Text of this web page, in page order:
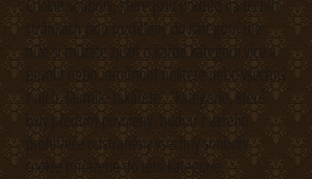
stránkách jsou rozděleny do kategorií the
níže si můžete zjistit o každé kategorii více a
povolit nebo zamítnout některé nebo všechny
z nich. Jakmile zakážete” “kategorie, které
byly předtím povoleny, budou z vašeho
prohlížeče odstraněny všechny soubory
cookie přiřazené do této kategorie.